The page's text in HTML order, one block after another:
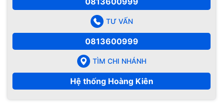
TƯ VẤN
0813600999
TÌM CHI NHÁNH
Hệ thống Hoàng Kiên